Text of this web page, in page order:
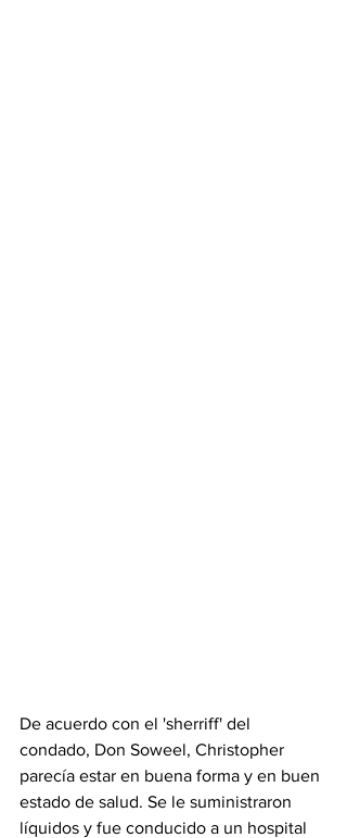
De acuerdo con el 'sherriff' del
condado, Don Soweel, Christopher
parecía estar en buena forma y en buen
estado de salud. Se le suministraron
líquidos y fue conducido a un hospital